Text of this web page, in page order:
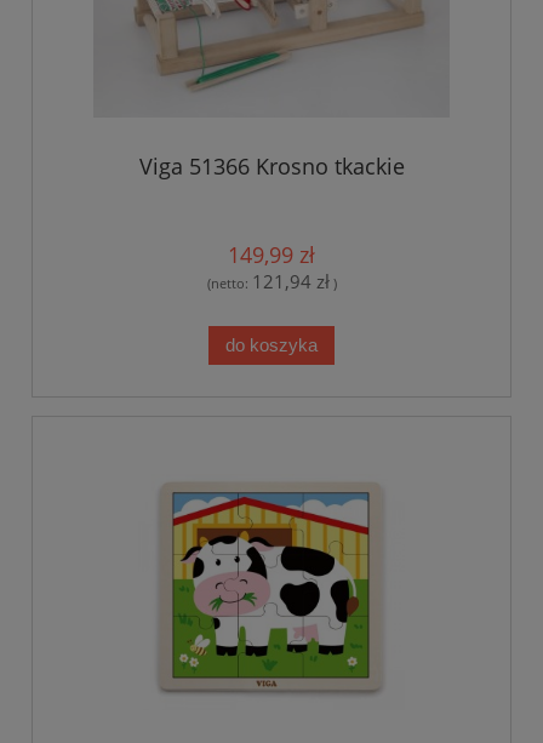
Viga 51366 Krosno tkackie
149,99 zł
(netto: 121,94 zł)
do koszyka